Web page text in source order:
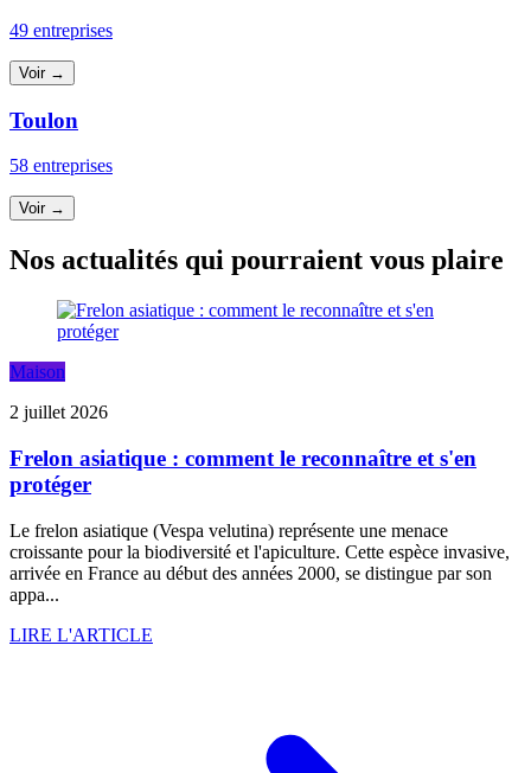
49 entreprises
Voir →
Toulon
58 entreprises
Voir →
Nos actualités qui pourraient vous plaire
Maison
2 juillet 2026
Frelon asiatique : comment le reconnaître et s'en
protéger
Le frelon asiatique (Vespa velutina) représente une menace
croissante pour la biodiversité et l'apiculture. Cette espèce invasive,
arrivée en France au début des années 2000, se distingue par son
appa...
LIRE L'ARTICLE